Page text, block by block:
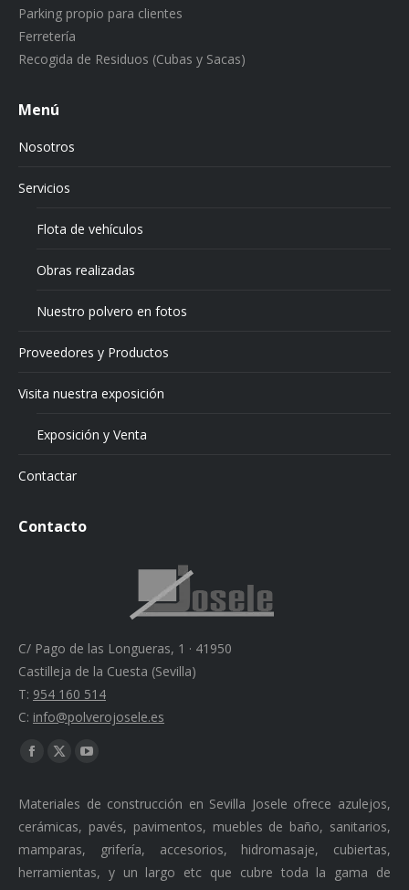
Parking propio para clientes
Ferretería
Recogida de Residuos (Cubas y Sacas)
Menú
Nosotros
Servicios
Flota de vehículos
Obras realizadas
Nuestro polvero en fotos
Proveedores y Productos
Visita nuestra exposición
Exposición y Venta
Contactar
Contacto
C/ Pago de las Longueras, 1 · 41950
Castilleja de la Cuesta (Sevilla)
T: 954 160 514
C: info@polverojosele.es
Find us on:
Facebook
opens
in
new
window
X
opens
in
new
window
YouTube
opens
in
new
window
Materiales de construcción en Sevilla Josele ofrece azulejos,
cerámicas, pavés, pavimentos, muebles de baño, sanitarios,
mamparas, grifería, accesorios, hidromasaje, cubiertas,
herramientas, y un largo etc que cubre toda la gama de